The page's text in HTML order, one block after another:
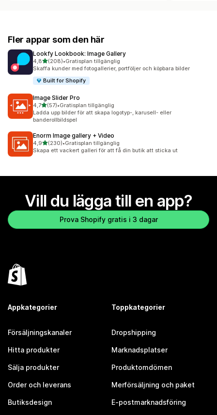
Fler appar som den här
Lookfy Lookbook: Image Gallery
4,8av 5 stjärnor
(208)
208 recensioner totalt
•Gratisplan tillgänglig
Skaffa kunder med fotogallerier, portföljer och köpbara bilder
Built for Shopify
Image Slider Pro
4,7av 5 stjärnor
(57)
57 recensioner totalt
•Gratisplan tillgänglig
Ladda upp bilder för att skapa logotyp-, karusell- eller
banderollbildspel
Enorm Image gallery + Video
4,9av 5 stjärnor
(230)
230 recensioner totalt
•Gratisplan tillgänglig
Skapa ett vackert galleri för att få din butik att sticka ut
Vill du lägga till en app?
Prova Shopify gratis i 3 dagar
Appkategorier
Försäljningskanaler
Hitta produkter
Sälja produkter
Order och leverans
Butiksdesign
Toppkategorier
Dropshipping
Marknadsplatser
Produktomdömen
Merförsäljning och paket
E-postmarknadsföring